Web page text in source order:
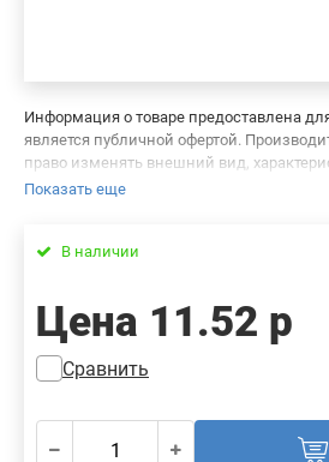
Информация о товаре предоставлена
является публичной офертой.
право изменять внешний вид,
товара, предварительно не уведомляя
фотографиях товара. Будем благодарны
Показать еще
В наличии
Цена 11.52 р
Сравнить